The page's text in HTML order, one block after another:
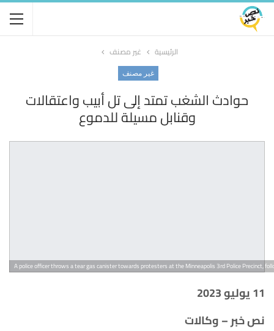
الرئيسية غير مصنف
غير مصنف
حوادث الشغب تمتد إلى تل أبيب واعتقالات
وقنابل مسيلة للدموع
A police officer throws a tear gas canister towards protesters at the Minneapolis 3rd Police Precinct,
11 يوليو 2023
نص خبر – وكالات